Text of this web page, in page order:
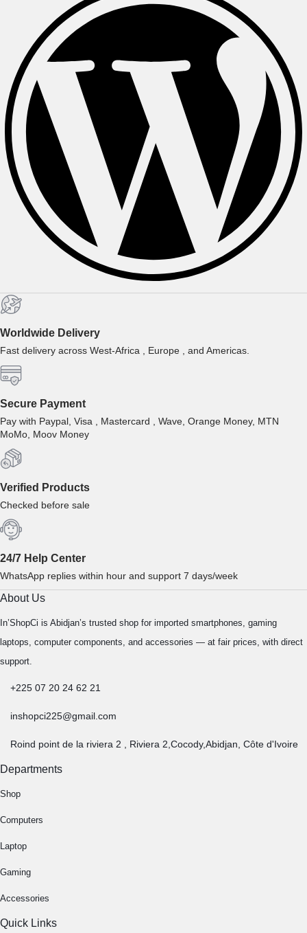
Worldwide Delivery
Fast delivery across West-Africa , Europe , and Americas.
Secure Payment
Pay with Paypal, Visa , Mastercard , Wave, Orange Money, MTN
MoMo, Moov Money
Verified Products
Checked before sale
24/7 Help Center
WhatsApp replies within hour and support 7 days/week
About Us
In’ShopCi is Abidjan’s trusted shop for imported smartphones, gaming
laptops, computer components, and accessories — at fair prices, with direct
support.
+225 07 20 24 62 21
inshopci225@gmail.com
Roind point de la riviera 2 , Riviera 2,Cocody,Abidjan, Côte d'Ivoire
Departments
Shop
Computers
Laptop
Gaming
Accessories
Quick Links